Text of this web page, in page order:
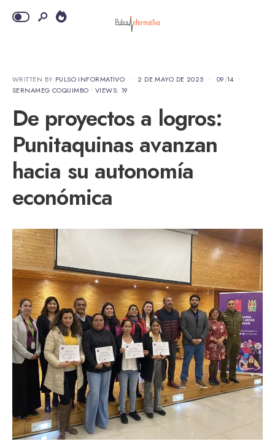
WRITTEN BY PULSO INFORMATIVO • 2 DE MAYO DE 2025 • 09:14 •
SERNAMEG COQUIMBO • VIEWS: 19
De proyectos a logros:
Punitaquinas avanzan
hacia su autonomía
económica